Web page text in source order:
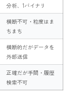
分析、1バイナリ
横断不可・粒度はま
ちまち
横断的だがデータを
外部送信
正確だが手間・履歴
検索不可